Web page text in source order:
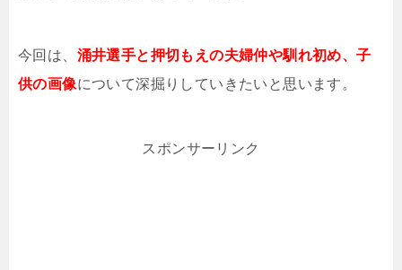
今回は、 涌井選手と押切もえの夫婦仲や馴れ初め、子
供の画像について深掘りしていきたいと思います。
スポンサーリンク